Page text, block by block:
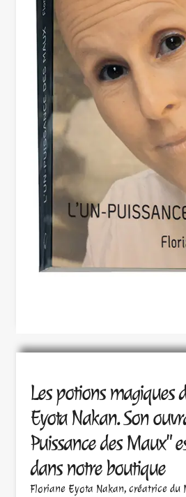
Les potions magiques
Eyota Nakan. Son
Puissance des Maux"
dans notre boutique
Floriane Eyota Nakan, créatrice du